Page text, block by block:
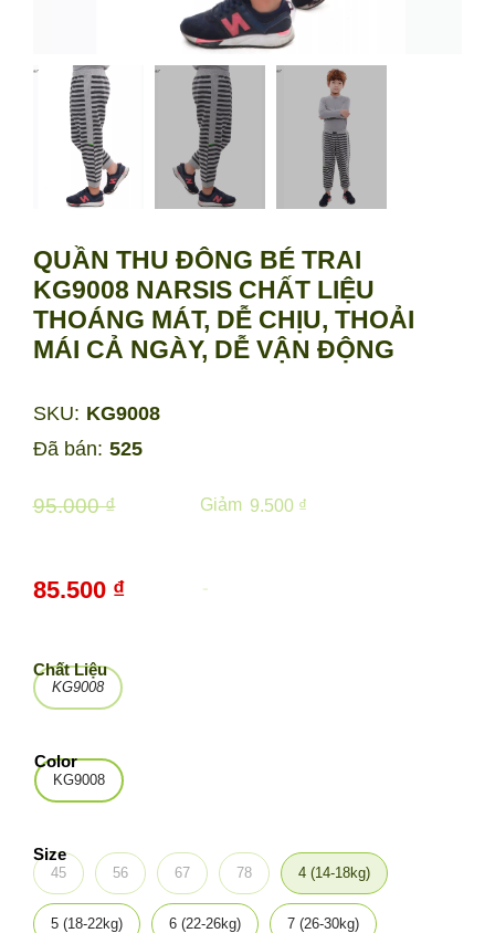
QUẦN THU ĐÔNG BÉ TRAI
KG9008 NARSIS CHẤT LIỆU
THOÁNG MÁT, DỄ CHỊU, THOẢI
MÁI CẢ NGÀY, DỄ VẬN ĐỘNG
Đã bán: 525
45 56 67 78 4 (14-18kg)
5 (18-22kg) 6 (22-26kg) 7 (26-30kg)
Size
KG9008
Chất Liệu
KG9008
Color
-
85.500 ₫
95.000 ₫ 9.500 ₫
Giảm
SKU: KG9008